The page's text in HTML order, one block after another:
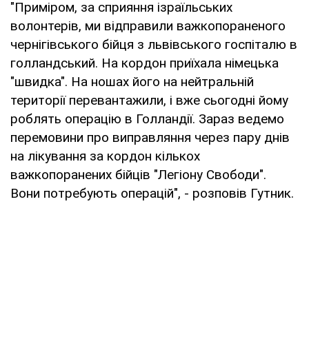
"Приміром, за сприяння ізраїльських
волонтерів, ми відправили важкопораненого
чернігівського бійця з львівського госпіталю в
голландський. На кордон приїхала німецька
"швидка". На ношах його на нейтральній
території перевантажили, і вже сьогодні йому
роблять операцію в Голландії. Зараз ведемо
перемовини про виправляння через пару днів
на лікування за кордон кількох
важкопоранених бійців "Легіону Свободи".
Вони потребують операцій", - розповів Гутник.